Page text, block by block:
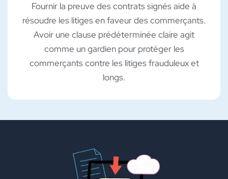
Fournir la preuve des contrats signés aide à
résoudre les litiges en faveur des commerçants.
Avoir une clause prédéterminée claire agit
comme un gardien pour protéger les
commerçants contre les litiges frauduleux et
longs.